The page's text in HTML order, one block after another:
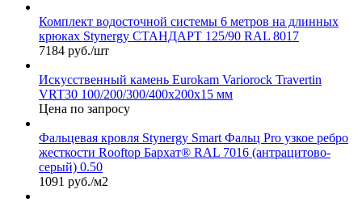
Комплект водосточной системы 6 метров на длинных
крюках Stynergy СТАНДАРТ 125/90 RAL 8017
7184 руб./шт
Искусственный камень Eurokam Variorock Travertin
VRT30 100/200/300/400х200х15 мм
Цена по запросу
Фальцевая кровля Stynergy Smart Фальц Pro узкое ребро
жесткости Rooftop Бархат® RAL 7016 (антрацитово-
серый) 0.50
1091 руб./м2